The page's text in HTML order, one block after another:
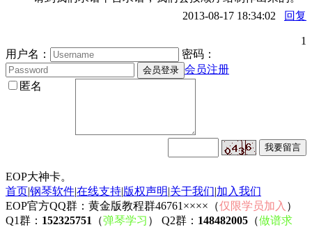
2013-08-17 18:34:02
回复
1
用户名：
密码：
会员注册
匿名
EOP大神卡。
首页|钢琴软件|在线支持|版权声明|关于我们|加入我们
EOP官方QQ群：黄金版教程群46761××××（仅限学员加入 ）
Q1群： 152325751 （弹琴学习 ） Q2群： 148482005 （做谱求